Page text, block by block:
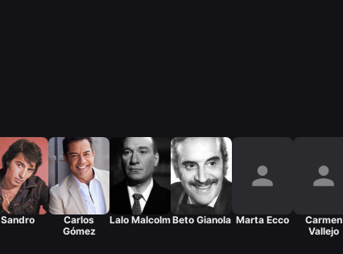
Sandro
Carlos
Gómez
Lalo MalcolmBeto Gianola Marta Ecco
Carmen
Vallejo